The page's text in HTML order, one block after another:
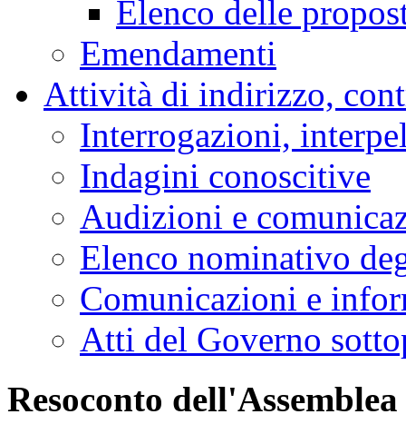
Elenco delle
Emendamenti
Attività di indirizzo,
Interrogazioni,
Indagini conoscitive
Audizioni e
Elenco nominativo
Comunicazioni e
Atti del Governo
Resoconto dell'Assemblea